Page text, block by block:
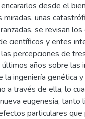
desde el
unas
se revisan
científicos y entes
percepciones de
años sobre las
la ingeniería genética
a través de ella, lo
eugenesia, tanto
particulares que